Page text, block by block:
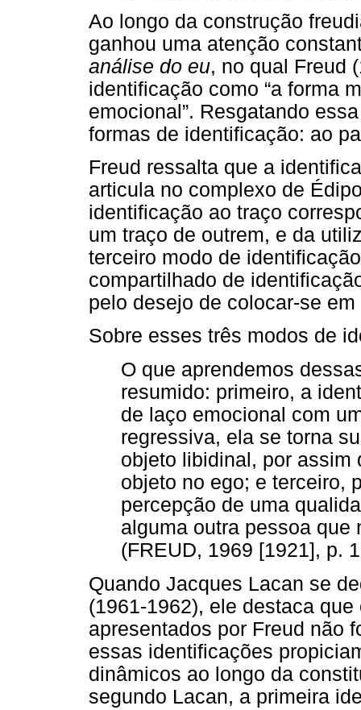
Ao longo da construção
ganhou uma atenção
análise do eu, no qual Freud
identificação como “a forma
emocional”. Resgatando
formas de identificação: ao
Freud ressalta que a
articula no complexo de
identificação ao traço
um traço de outrem, e da
terceiro modo de
compartilhado de
pelo desejo de colocar-se
Sobre esses três modos de
O que aprendemos
resumido: primeiro, a
de laço emocional com
regressiva, ela se torna
objeto libidinal, por assim
objeto no ego; e terceiro,
percepção de uma
alguma outra pessoa que
(FREUD, 1969 [1921], p.
Quando Jacques Lacan se
(1961-1962), ele destaca
apresentados por Freud não
essas identificações
dinâmicos ao longo da
segundo Lacan, a primeira